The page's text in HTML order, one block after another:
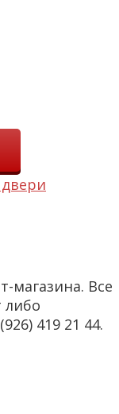
магазина. Все
либо
419 21 44.